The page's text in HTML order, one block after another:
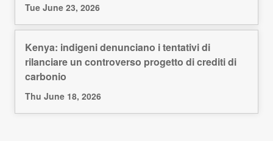
Tue June 23, 2026
Kenya: indigeni denunciano i tentativi di
rilanciare un controverso progetto di crediti di
carbonio
Thu June 18, 2026